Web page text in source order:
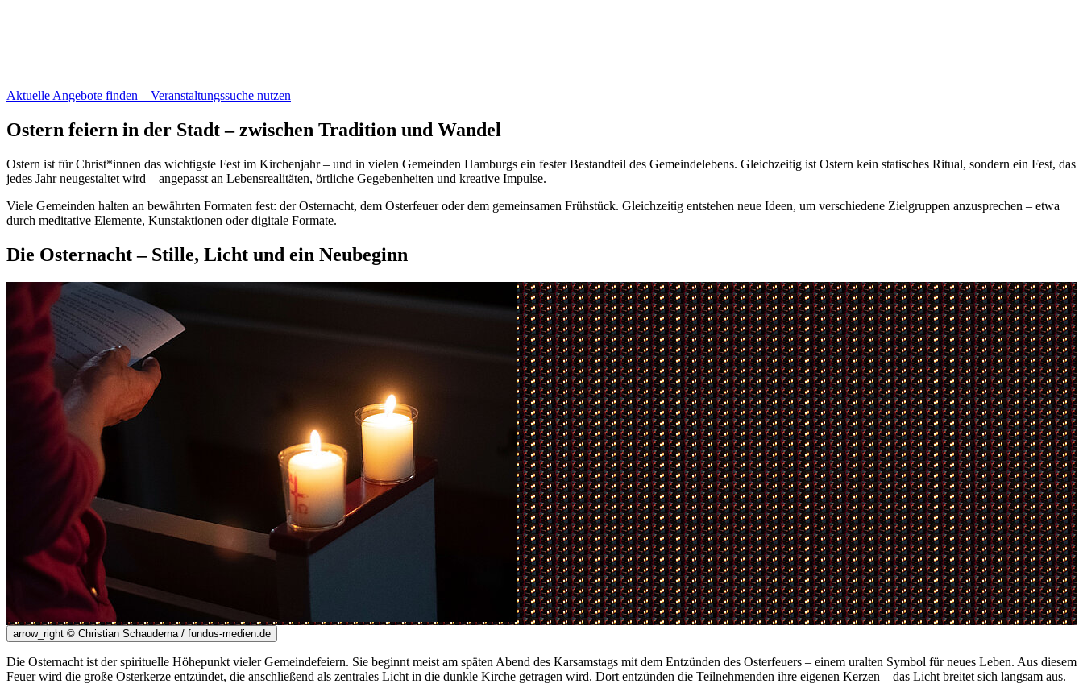
Aktuelle Angebote finden – Veranstaltungssuche nutzen
Ostern feiern in der Stadt – zwischen Tradition und Wandel
Ostern ist für Christ*innen das wichtigste Fest im Kirchenjahr – und in vielen Gemeinden Hamburgs ein fester Bestandteil des Gemeindelebens. Gleichzeitig ist Ostern kein statisches Ritual, sondern ein Fest, das
jedes Jahr neugestaltet wird – angepasst an Lebensrealitäten, örtliche Gegebenheiten und kreative Impulse.
Viele Gemeinden halten an bewährten Formaten fest: der Osternacht, dem Osterfeuer oder dem gemeinsamen Frühstück. Gleichzeitig entstehen neue Ideen, um verschiedene Zielgruppen anzusprechen – etwa
durch meditative Elemente, Kunstaktionen oder digitale Formate.
Die Osternacht – Stille, Licht und ein Neubeginn
arrow_right © Christian Schauderna / fundus-medien.de
Die Osternacht ist der spirituelle Höhepunkt vieler Gemeindefeiern. Sie beginnt meist am späten Abend des Karsamstags mit dem Entzünden des Osterfeuers – einem uralten Symbol für neues Leben. Aus diesem
Feuer wird die große Osterkerze entzündet, die anschließend als zentrales Licht in die dunkle Kirche getragen wird. Dort entzünden die Teilnehmenden ihre eigenen Kerzen – das Licht breitet sich langsam aus.